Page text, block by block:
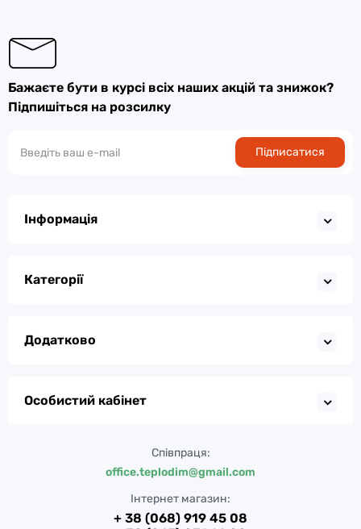
Бажаєте бути в курсі всіх наших акцій та знижок?
Підпишіться на розсилку
Підписатися
Інформація
Категорії
Додатково
Особистий кабінет
Співпраця:
office.teplodim@gmail.com
Інтернет магазин:
+ 38 (068) 919 45 08